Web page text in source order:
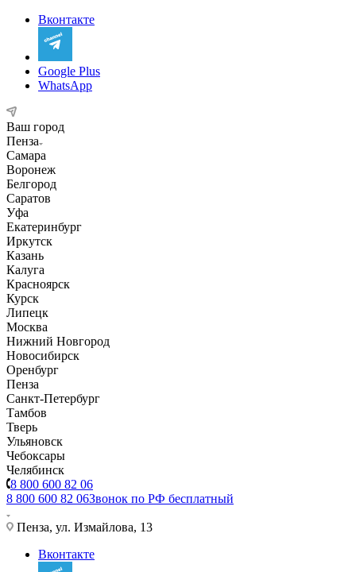
Вконтакте
Google Plus
WhatsApp
Ваш город
Пенза
Самара
Воронеж
Белгород
Саратов
Уфа
Екатеринбург
Иркутск
Казань
Калуга
Красноярск
Курск
Липецк
Москва
Нижний Новгород
Новосибирск
Оренбург
Пенза
Санкт-Петербург
Тамбов
Тверь
Ульяновск
Чебоксары
Челябинск
8 800 600 82 06
8 800 600 82 06Звонок по РФ бесплатный
Пенза, ул. Измайлова, 13
Вконтакте